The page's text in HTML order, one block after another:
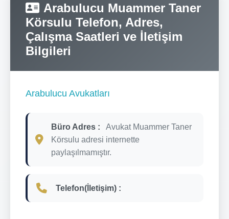
Arabulucu Muammer Taner
Körsulu Telefon, Adres,
Çalışma Saatleri ve İletişim
Bilgileri
Arabulucu Avukatları
Büro Adres :
Avukat Muammer Taner
Körsulu adresi internette
paylaşılmamıştır.
Telefon(İletişim) :